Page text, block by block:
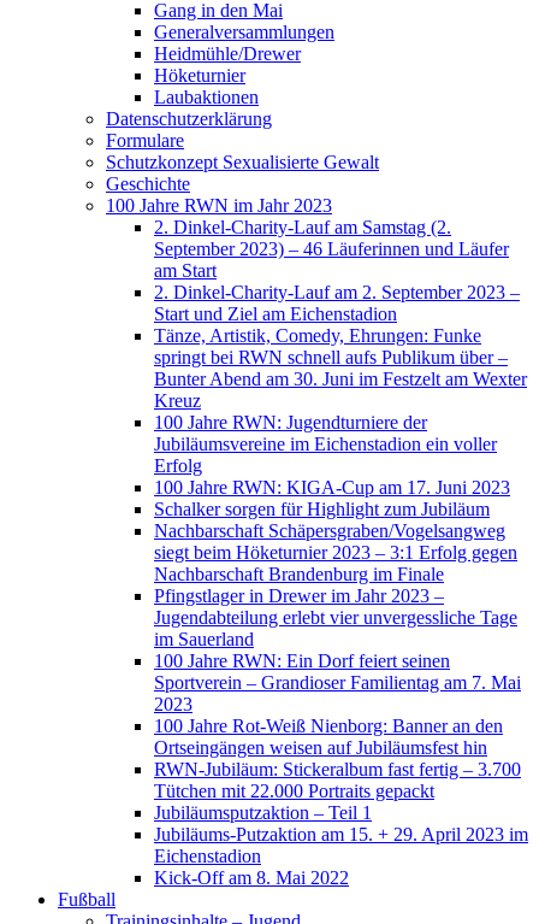
Gang in den Mai
Generalversammlungen
Heidmühle/Drewer
Höketurnier
Laubaktionen
Datenschutzerklärung
Formulare
Schutzkonzept Sexualisierte Gewalt
Geschichte
100 Jahre RWN im Jahr 2023
2. Dinkel-Charity-Lauf am Samstag (2.
September 2023) – 46 Läuferinnen und Läufer
am Start
2. Dinkel-Charity-Lauf am 2. September 2023 –
Start und Ziel am Eichenstadion
Tänze, Artistik, Comedy, Ehrungen: Funke
springt bei RWN schnell aufs Publikum über –
Bunter Abend am 30. Juni im Festzelt am Wexter
Kreuz
100 Jahre RWN: Jugendturniere der
Jubiläumsvereine im Eichenstadion ein voller
Erfolg
100 Jahre RWN: KIGA-Cup am 17. Juni 2023
Schalker sorgen für Highlight zum Jubiläum
Nachbarschaft Schäpersgraben/Vogelsangweg
siegt beim Höketurnier 2023 – 3:1 Erfolg gegen
Nachbarschaft Brandenburg im Finale
Pfingstlager in Drewer im Jahr 2023 –
Jugendabteilung erlebt vier unvergessliche Tage
im Sauerland
100 Jahre RWN: Ein Dorf feiert seinen
Sportverein – Grandioser Familientag am 7. Mai
2023
100 Jahre Rot-Weiß Nienborg: Banner an den
Ortseingängen weisen auf Jubiläumsfest hin
RWN-Jubiläum: Stickeralbum fast fertig – 3.700
Tütchen mit 22.000 Portraits gepackt
Jubiläumsputzaktion – Teil 1
Jubiläums-Putzaktion am 15. + 29. April 2023 im
Eichenstadion
Kick-Off am 8. Mai 2022
Fußball